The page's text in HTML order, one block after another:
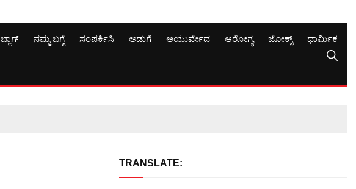
ಬ್ಲಾಗ್ ನಮ್ಮ ಬಗ್ಗೆ ಸಂಪರ್ಕಿಸಿ ಅಡುಗೆ ಆಯುರ್ವೇದ ಆರೋಗ್ಯ ಜೋಕ್ಸ್ ಧಾರ್ಮಿಕ
TRANSLATE: